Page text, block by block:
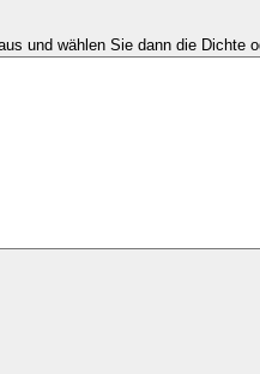
und wählen Sie dann die Dichte